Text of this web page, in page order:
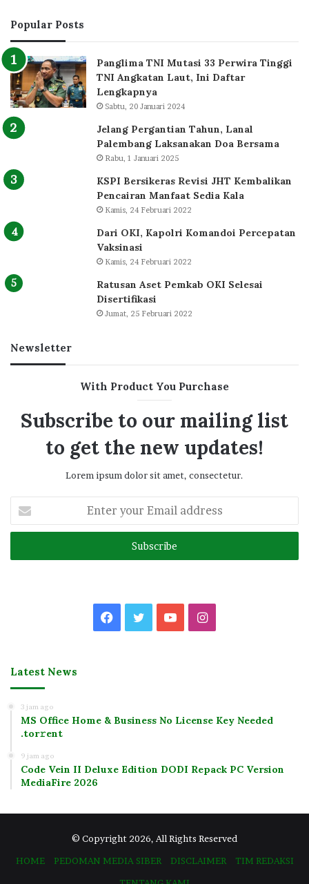
Popular Posts
Panglima TNI Mutasi 33 Perwira Tinggi
TNI Angkatan Laut, Ini Daftar
Lengkapnya
Sabtu, 20 Januari 2024
Jelang Pergantian Tahun, Lanal
Palembang Laksanakan Doa Bersama
Rabu, 1 Januari 2025
KSPI Bersikeras Revisi JHT Kembalikan
Pencairan Manfaat Sedia Kala
Kamis, 24 Februari 2022
Dari OKI, Kapolri Komandoi Percepatan
Vaksinasi
Kamis, 24 Februari 2022
Ratusan Aset Pemkab OKI Selesai
Disertifikasi
Jumat, 25 Februari 2022
Newsletter
With Product You Purchase
Subscribe to our mailing list
to get the new updates!
Lorem ipsum dolor sit amet, consectetur.
your
Email
Facebook
TwitterYouTubeInstagram
Latest News
3 jam ago
MS Office Home & Business No License Key Needed
.tоr𝚛еnt
9 jam ago
Code Vein II Deluxe Edition DODI Repack PC Version
MediaFire 2026
© Copyright 2026, All Rights Reserved
HOME
PEDOMAN MEDIA SIBER DISCLAIMER
TIM REDAKSI